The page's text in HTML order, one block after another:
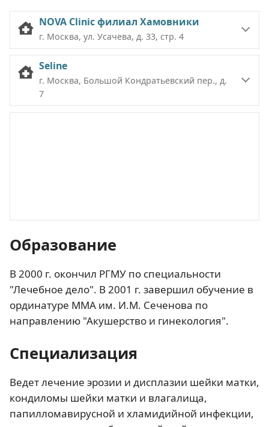
NOVA Clinic филиал Хамовники
г. Москва, ул. Усачева, д. 33, стр. 4
Seline
г. Москва, Большой Кондратьевский пер., д.
7
Образование
В 2000 г. окончил РГМУ по специальности
"Лечебное дело". В 2001 г. завершил обучение в
ординатуре ММА им. И.М. Сеченова по
направлению "Акушерство и гинекология".
Специализация
Ведет лечение эрозии и дисплазии шейки матки,
кондиломы шейки матки и влагалища,
папилломавирусной и хламидийной инфекции,